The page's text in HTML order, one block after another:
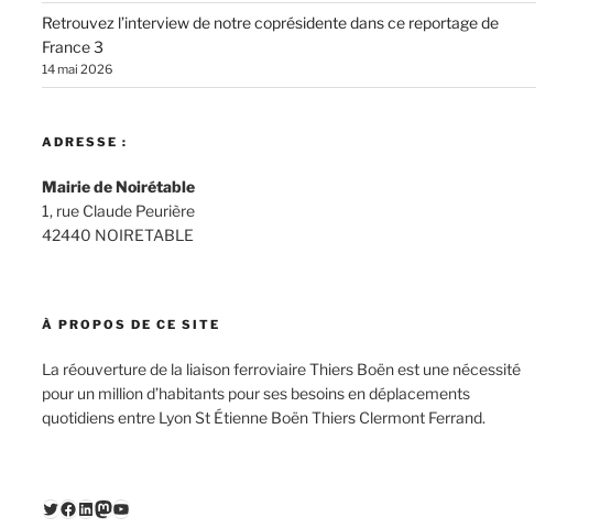
Retrouvez l’interview de notre coprésidente dans ce reportage de
France 3
14 mai 2026
ADRESSE :
Mairie de Noirétable
1, rue Claude Peurière
42440 NOIRETABLE
À PROPOS DE CE SITE
La réouverture de la liaison ferroviaire Thiers Boën est une nécessité
pour un million d’habitants pour ses besoins en déplacements
quotidiens entre Lyon St Étienne Boën Thiers Clermont Ferrand.
Twitter
Facebook
LinkedIn
Mastodon
YouTube